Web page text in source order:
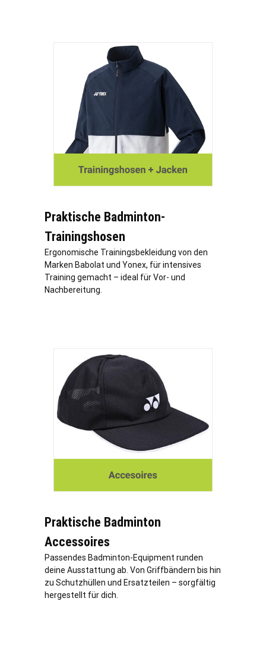
Praktische Badminton-
Trainingshosen
Ergonomische Trainingsbekleidung von den
Marken Babolat und Yonex, für intensives
Training gemacht – ideal für Vor- und
Nachbereitung.
Praktische Badminton
Accessoires
Passendes Badminton-Equipment runden
deine Ausstattung ab. Von Griffbändern bis hin
zu Schutzhüllen und Ersatzteilen – sorgfältig
hergestellt für dich.